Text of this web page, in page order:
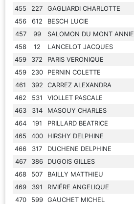
455
227 GAGLIARDI CHARLOTTE
456
612 BESCH LUCIE
457
99 SALOMON DU MONT ANNIE
458
12 LANCELOT JACQUES
459
372 PARIS VERONIQUE
459
230 PERNIN COLETTE
461
392 CARREZ ALEXANDRA
462
531 VIOLLET PASCALE
463
314 MASOUY CHARLES
464
191 PRILLARD BEATRICE
465
400 HIRSHY DELPHINE
466
317 DUCHENE DELPHINE
467
386 DUGOIS GILLES
468
507 BAILLY MATTHIEU
469
391 RIVIÉRE ANGELIQUE
470
599 GAUCHET MICHEL